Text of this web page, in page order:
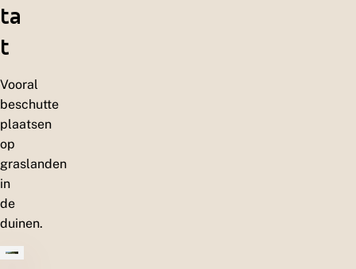
ta
t
Vooral
beschutte
plaatsen
op
graslanden
in
de
duinen.